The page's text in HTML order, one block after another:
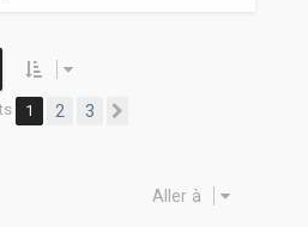
1 2 3
Aller à